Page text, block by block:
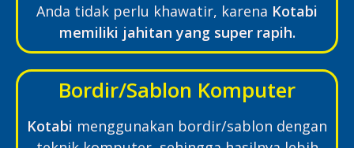
Anda tidak perlu khawatir, karena Kotabi
memiliki jahitan yang super rapih.
Bordir/Sablon Komputer
Kotabi menggunakan bordir/sablon dengan